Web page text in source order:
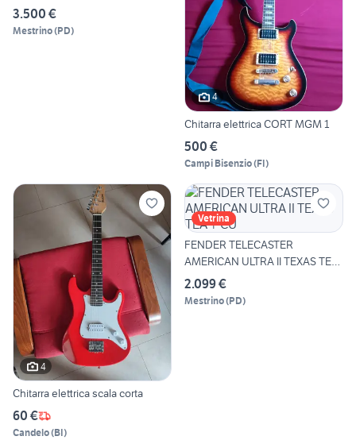
3.500 €
Mestrino(PD)
4
Chitarra elettrica CORT MGM 1
500 €
Campi Bisenzio(FI)
4
Chitarra elettrica scala corta
60 €
Candelo(BI)
Vetrina
FENDER TELECASTER
AMERICAN ULTRA II TEXAS TEA
+ CU
2.099 €
Mestrino(PD)